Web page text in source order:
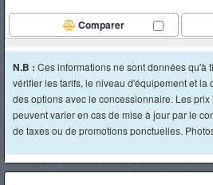
Comparer
N.B : Ces informations ne sont données qu'à
vérifier les tarifs, le niveau d'équipement et
des options avec le concessionnaire. Les
peuvent varier en cas de mise à jour par le
de taxes ou de promotions ponctuelles.